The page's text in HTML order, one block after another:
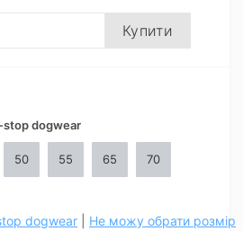
Купити
stop dogwear
50 55 65 70
dogwear Не можу обрати розмір